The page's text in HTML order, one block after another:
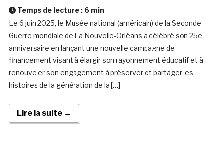
Temps de lecture : 6 min
Le 6 juin 2025, le Musée national (américain) de la Seconde
Guerre mondiale de La Nouvelle-Orléans a célébré son 25e
anniversaire en lançant une nouvelle campagne de
financement visant à élargir son rayonnement éducatif et à
renouveler son engagement à préserver et partager les
histoires de la génération de la […]
Lire la suite →